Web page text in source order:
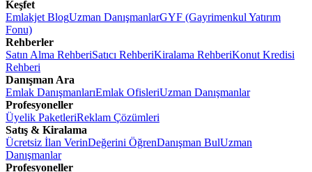
Keşfet
Emlakjet BlogUzman DanışmanlarGYF (Gayrimenkul Yatırım
Fonu)
Rehberler
Satın Alma RehberiSatıcı RehberiKiralama RehberiKonut Kredisi
Rehberi
Danışman Ara
Emlak DanışmanlarıEmlak OfisleriUzman Danışmanlar
Profesyoneller
Üyelik PaketleriReklam Çözümleri
Satış & Kiralama
Ücretsiz İlan VerinDeğerini ÖğrenDanışman BulUzman
Danışmanlar
Profesyoneller